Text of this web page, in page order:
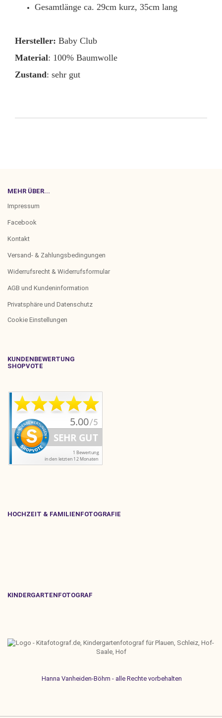
Gesamtlänge ca. 29cm kurz, 35cm lang
Hersteller: Baby Club
Material: 100% Baumwolle
Zustand: sehr gut
MEHR ÜBER...
Impressum
Facebook
Kontakt
Versand- & Zahlungsbedingungen
Widerrufsrecht & Widerrufsformular
AGB und Kundeninformation
Privatsphäre und Datenschutz
Cookie Einstellungen
KUNDENBEWERTUNG
SHOPVOTE
HOCHZEIT & FAMILIENFOTOGRAFIE
KINDERGARTENFOTOGRAF
Hanna Vanheiden-Böhm - alle Rechte vorbehalten